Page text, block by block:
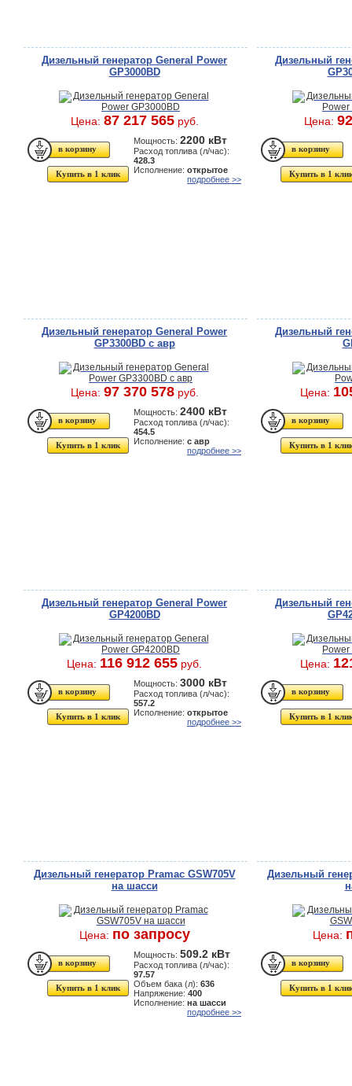
Дизельный генератор General Power
GP3000BD
Цена: 87 217 565руб.
Купить в 1 клик
Мощность: 2200 кВт
Расход топлива (л/час):
428.3
Исполнение: открытое
подробнее >>
Дизельный
Цена:
Купить в 1
Дизельный генератор General Power
GP3300BD с авр
Цена: 97 370 578руб.
Купить в 1 клик
Мощность: 2400 кВт
Расход топлива (л/час):
454.5
Исполнение: с авр
подробнее >>
Дизельный
Цена:
Купить в 1
Дизельный генератор General Power
GP4200BD
Цена: 116 912 655 руб.
Купить в 1 клик
Мощность: 3000 кВт
Расход топлива (л/час):
557.2
Исполнение: открытое
подробнее >>
Дизельный
Цена:
Купить в 1
Дизельный генератор Pramac GSW705V
на шасси
Цена: по запросу
Купить в 1 клик
Мощность: 509.2 кВт
Расход топлива (л/час):
97.57
Объем бака (л): 636
Напряжение: 400
Исполнение: на шасси
подробнее >>
Дизельный
Цена:
Купить в 1